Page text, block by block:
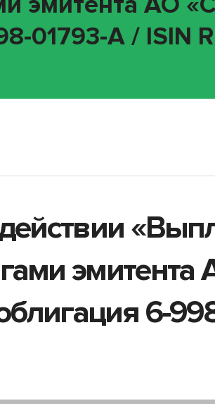
01793-A / ISIN
эмитента
6-